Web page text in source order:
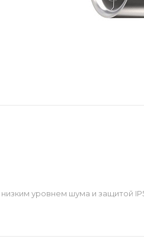
уровнем шума и защитой